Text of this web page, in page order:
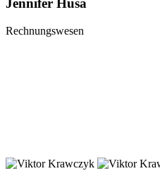
Jennifer Husa
Rechnungswesen